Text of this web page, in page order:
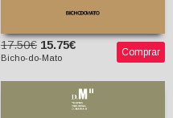
17.50€ 15.75€
Bicho-do-Mato Comprar